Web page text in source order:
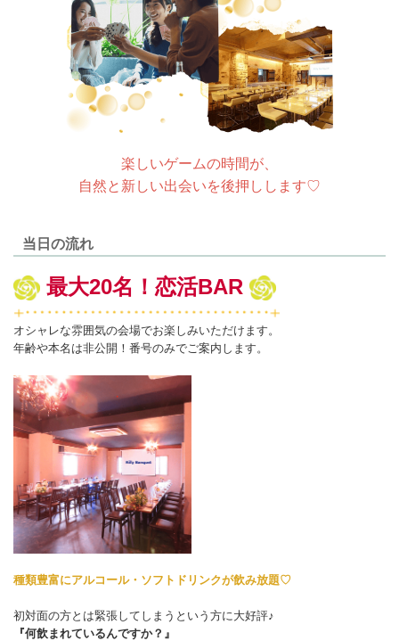
楽しいゲームの時間が、
自然と新しい出会いを後押しします♡
当日の流れ
最大20名！恋活BAR
オシャレな雰囲気の会場でお楽しみいただけます。
年齢や本名は非公開！番号のみでご案内します。
種類豊富にアルコール・ソフトドリンクが飲み放題♡
初対面の方とは緊張してしまうという方に大好評♪
『何飲まれているんですか？』